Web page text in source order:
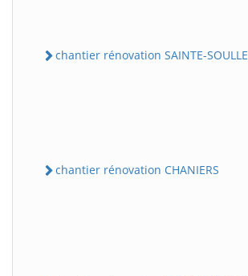
chantier rénovation SAINTE-SOULLE
chantier rénovation CHANIERS